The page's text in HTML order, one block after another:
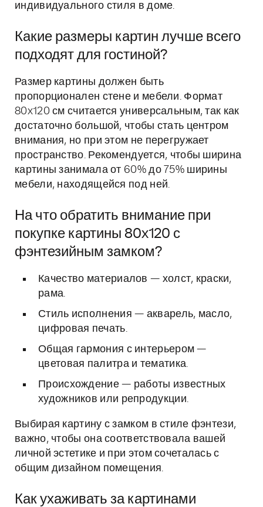
индивидуального стиля в доме.
Какие размеры картин лучше всего
подходят для гостиной?
Размер картины должен быть
пропорционален стене и мебели. Формат
80x120 см считается универсальным, так как
достаточно большой, чтобы стать центром
внимания, но при этом не перегружает
пространство. Рекомендуется, чтобы ширина
картины занимала от 60% до 75% ширины
мебели, находящейся под ней.
На что обратить внимание при
покупке картины 80x120 с
фэнтезийным замком?
Качество материалов — холст, краски,
рама.
Стиль исполнения — акварель, масло,
цифровая печать.
Общая гармония с интерьером —
цветовая палитра и тематика.
Происхождение — работы известных
художников или репродукции.
Выбирая картину с замком в стиле фэнтези,
важно, чтобы она соответствовала вашей
личной эстетике и при этом сочеталась с
общим дизайном помещения.
Как ухаживать за картинами